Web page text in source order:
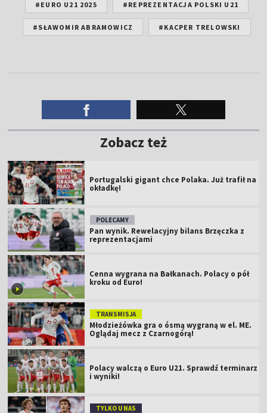
#EURO U21 2025 #REPREZENTACJA POLSKI U21
#SŁAWOMIR ABRAMOWICZ #KACPER TRELOWSKI
Zobacz też
Portugalski gigant chce Polaka. Już trafił na
okładkę!
POLECAMY
Pan wynik. Rewelacyjny bilans Brzęczka z
reprezentacjami
Cenna wygrana na Bałkanach. Polacy o pół
kroku od Euro!
TRANSMISJA
Młodzieżówka gra o ósmą wygraną w el. ME.
Oglądaj mecz z Czarnogórą!
Polacy walczą o Euro U21. Sprawdź terminarz
i wyniki!
TYLKO U NAS